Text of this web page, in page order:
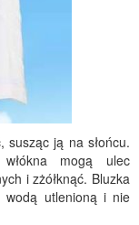
susząc ją na słońcu.
mogą ulec
i zżółknąć. Bluzka
wodą utlenioną i nie